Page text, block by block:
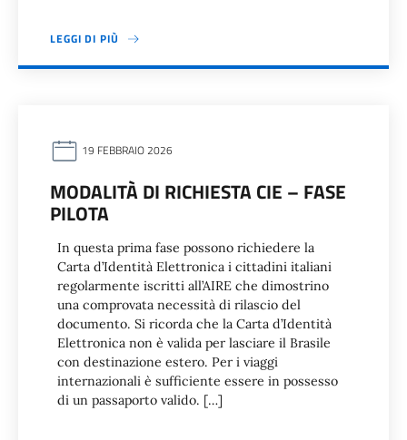
LEGGI DI PIÙ
19 FEBBRAIO 2026
MODALITÀ DI RICHIESTA CIE – FASE
PILOTA
In questa prima fase possono richiedere la
Carta d’Identità Elettronica i cittadini italiani
regolarmente iscritti all’AIRE che dimostrino
una comprovata necessità di rilascio del
documento. Si ricorda che la Carta d’Identità
Elettronica non è valida per lasciare il Brasile
con destinazione estero. Per i viaggi
internazionali è sufficiente essere in possesso
di un passaporto valido. […]